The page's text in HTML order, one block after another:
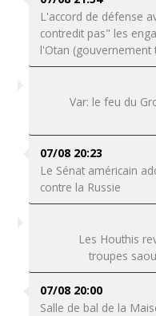
L'accord de défense
contredit pas" les
l'Otan (gouvernement
Var: le feu du
07/08 20:23
Le Sénat américain
contre la Russie
Les Houthis
troupes
07/08 20:00
Salle de bal de la